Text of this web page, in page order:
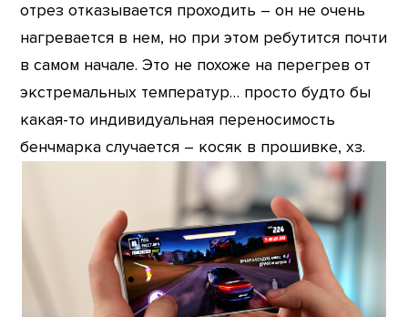
отрез отказывается проходить – он не очень
нагревается в нем, но при этом ребутится почти
в самом начале. Это не похоже на перегрев от
экстремальных температур… просто будто бы
какая-то индивидуальная переносимость
бенчмарка случается – косяк в прошивке, хз.